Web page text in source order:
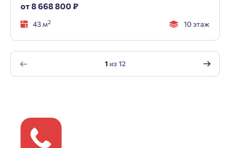
от 8 668 800 ₽
43 м2 10 этаж
1из12